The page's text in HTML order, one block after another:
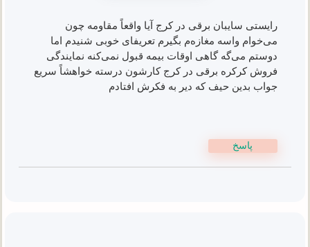
رایستی سایبان برقی در کرج آیا واقعاً مقاومه چون
می‌خوام واسه مغازه‌م بگیرم تعریفای خوبی شنیدم اما
دوستم می‌گه گاهی اوقات بیمه قبول نمی‌کنه نمایندگی
فروش کرکره برقی در کرج کارشون درسته خواهشاً سریع
جواب بدین حیف که دیر به فکرش افتادم
پاسخ